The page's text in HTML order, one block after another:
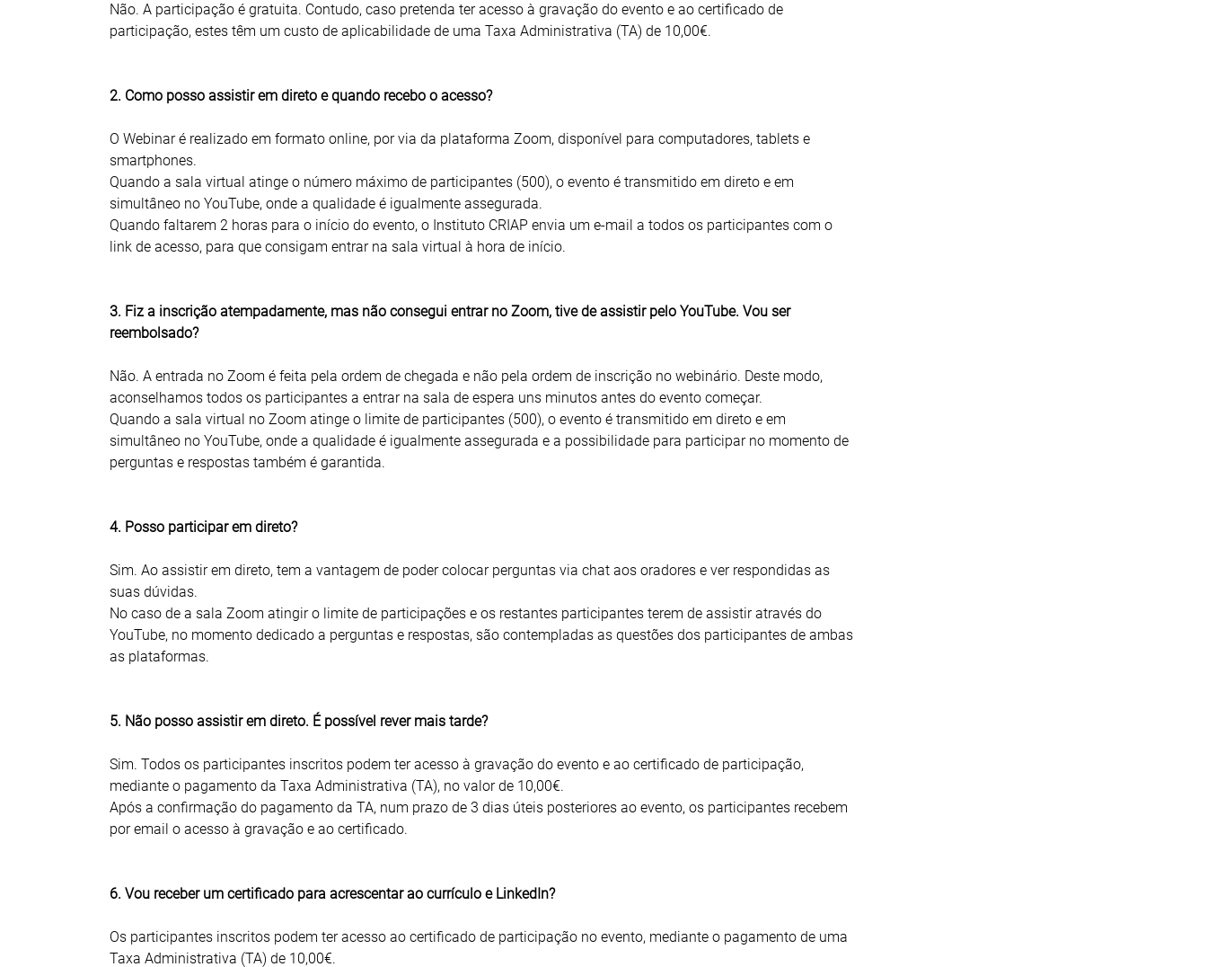
Não. A participação é gratuita. Contudo, caso pretenda ter acesso à gravação do evento e ao certificado de
participação, estes têm um custo de aplicabilidade de uma Taxa Administrativa (TA) de 10,00€.
2. Como posso assistir em direto e quando recebo o acesso?
O Webinar é realizado em formato online, por via da plataforma Zoom, disponível para computadores, tablets e
smartphones.
Quando a sala virtual atinge o número máximo de participantes (500), o evento é transmitido em direto e em
simultâneo no YouTube, onde a qualidade é igualmente assegurada.
Quando faltarem 2 horas para o início do evento, o Instituto CRIAP envia um e-mail a todos os participantes com o
link de acesso, para que consigam entrar na sala virtual à hora de início.
3. Fiz a inscrição atempadamente, mas não consegui entrar no Zoom, tive de assistir pelo YouTube. Vou ser
reembolsado?
Não. A entrada no Zoom é feita pela ordem de chegada e não pela ordem de inscrição no webinário. Deste modo,
aconselhamos todos os participantes a entrar na sala de espera uns minutos antes do evento começar.
Quando a sala virtual no Zoom atinge o limite de participantes (500), o evento é transmitido em direto e em
simultâneo no YouTube, onde a qualidade é igualmente assegurada e a possibilidade para participar no momento de
perguntas e respostas também é garantida.
4. Posso participar em direto?
Sim. Ao assistir em direto, tem a vantagem de poder colocar perguntas via chat aos oradores e ver respondidas as
suas dúvidas.
No caso de a sala Zoom atingir o limite de participações e os restantes participantes terem de assistir através do
YouTube, no momento dedicado a perguntas e respostas, são contempladas as questões dos participantes de ambas
as plataformas.
5. Não posso assistir em direto. É possível rever mais tarde?
Sim. Todos os participantes inscritos podem ter acesso à gravação do evento e ao certificado de participação,
mediante o pagamento da Taxa Administrativa (TA), no valor de 10,00€.
Após a confirmação do pagamento da TA, num prazo de 3 dias úteis posteriores ao evento, os participantes recebem
por email o acesso à gravação e ao certificado.
6. Vou receber um certificado para acrescentar ao currículo e LinkedIn?
Os participantes inscritos podem ter acesso ao certificado de participação no evento, mediante o pagamento de uma
Taxa Administrativa (TA) de 10,00€.